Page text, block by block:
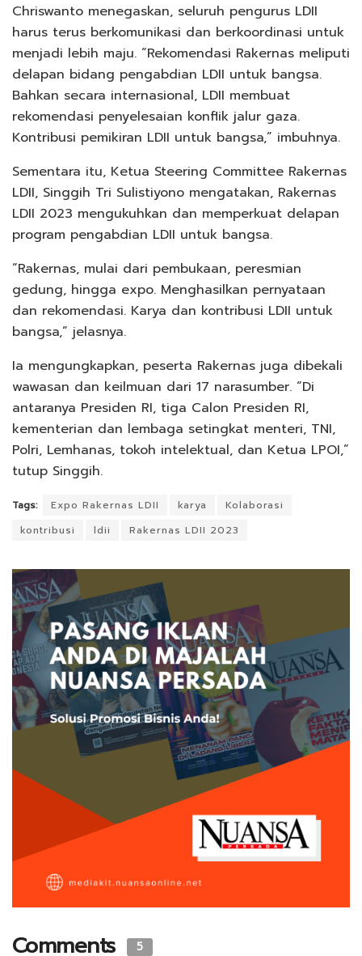
Chriswanto menegaskan, seluruh pengurus LDII
harus terus berkomunikasi dan berkoordinasi untuk
menjadi lebih maju. “Rekomendasi Rakernas meliputi
delapan bidang pengabdian LDII untuk bangsa.
Bahkan secara internasional, LDII membuat
rekomendasi penyelesaian konflik jalur gaza.
Kontribusi pemikiran LDII untuk bangsa,” imbuhnya.
Sementara itu, Ketua Steering Committee Rakernas
LDII, Singgih Tri Sulistiyono mengatakan, Rakernas
LDII 2023 mengukuhkan dan memperkuat delapan
program pengabdian LDII untuk bangsa.
“Rakernas, mulai dari pembukaan, peresmian
gedung, hingga expo. Menghasilkan pernyataan
dan rekomendasi. Karya dan kontribusi LDII untuk
bangsa,” jelasnya.
Ia mengungkapkan, peserta Rakernas juga dibekali
wawasan dan keilmuan dari 17 narasumber. “Di
antaranya Presiden RI, tiga Calon Presiden RI,
kementerian dan lembaga setingkat menteri, TNI,
Polri, Lemhanas, tokoh intelektual, dan Ketua LPOI,”
tutup Singgih.
Tags: Expo Rakernas LDII karya
Kolaborasi
kontribusi
ldii Rakernas LDII 2023
Comments 5